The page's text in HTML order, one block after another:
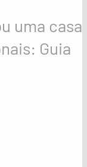
uma casa
Guia